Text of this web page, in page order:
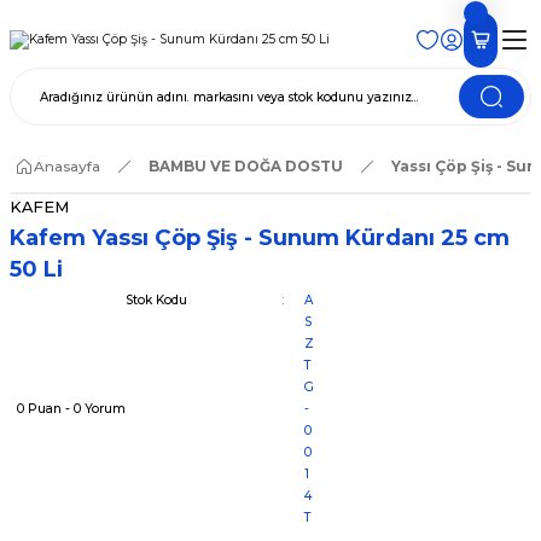
Anasayfa BAMBU VE DOĞA DOSTU Yassı Çöp Şiş -
KAFEM
Kafem Yassı Çöp Şiş - Sunum Kürdanı 25 cm
50 Li
0 Puan - 0 Yorum
Stok Kodu
A
S
Z
T
G
-
0
0
1
4
T